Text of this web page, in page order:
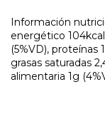
Información
energético
(5%VD), proteínas
grasas saturadas
alimentaria 1g